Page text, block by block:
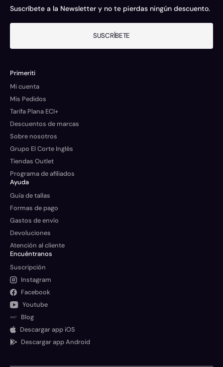
Suscríbete a la Newsletter y no te pierdas ningún descuento.
SUSCRÍBETE
Primeriti
Mi cuenta
Mis Pedidos
Tarifa Plana ECI+
Descuentos de marcas
Sobre nosotros
Grupo El Corte Inglés
Tiendas Outlet
Programa de afiliados
Ayuda
Guía de tallas
Formas de pago
Gastos de envío
Devoluciones
Atención al cliente
Encuéntranos
Suscripción
Instagram
Facebook
Youtube
Blog
Descargar app iOS
Descargar app Android